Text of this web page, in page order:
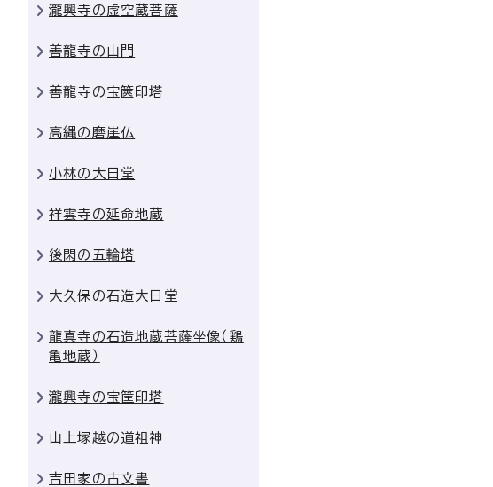
瀧興寺の虚空蔵菩薩
善龍寺の山門
善龍寺の宝篋印塔
高縄の磨崖仏
小林の大日堂
祥雲寺の延命地蔵
後閑の五輪塔
大久保の石造大日堂
龍真寺の石造地蔵菩薩坐像（鶏
亀地蔵）
瀧興寺の宝筐印塔
山上塚越の道祖神
吉田家の古文書